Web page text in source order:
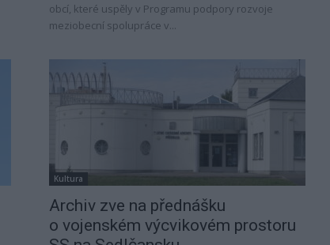
obcí, které uspěly v Programu podpory rozvoje
meziobecní spolupráce v...
Kultura
Archiv zve na přednášku
o vojenském výcvikovém prostoru